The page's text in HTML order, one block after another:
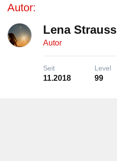
Autor:
Lena Strauss
Autor
Seit
11.2018
Level
99